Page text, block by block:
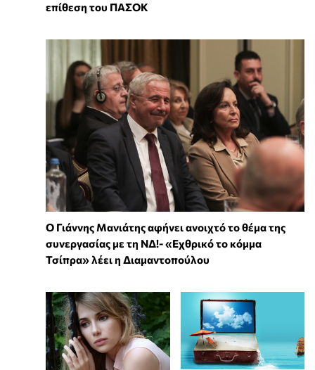
επίθεση του ΠΑΣΟΚ
Ο Γιάννης Μανιάτης αφήνει ανοιχτό το θέμα της
συνεργασίας με τη ΝΔ!- «Εχθρικό το κόμμα
Τσίπρα» λέει η Διαμαντοπούλου